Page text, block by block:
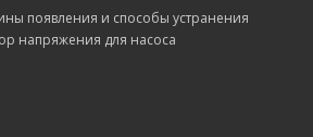
появления и способы устранения
напряжения для насоса